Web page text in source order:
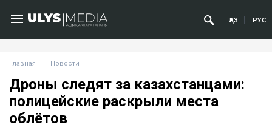
ҚАЗ РУС
Главная Новости
Дроны следят за казахстанцами:
полицейские раскрыли места
облётов